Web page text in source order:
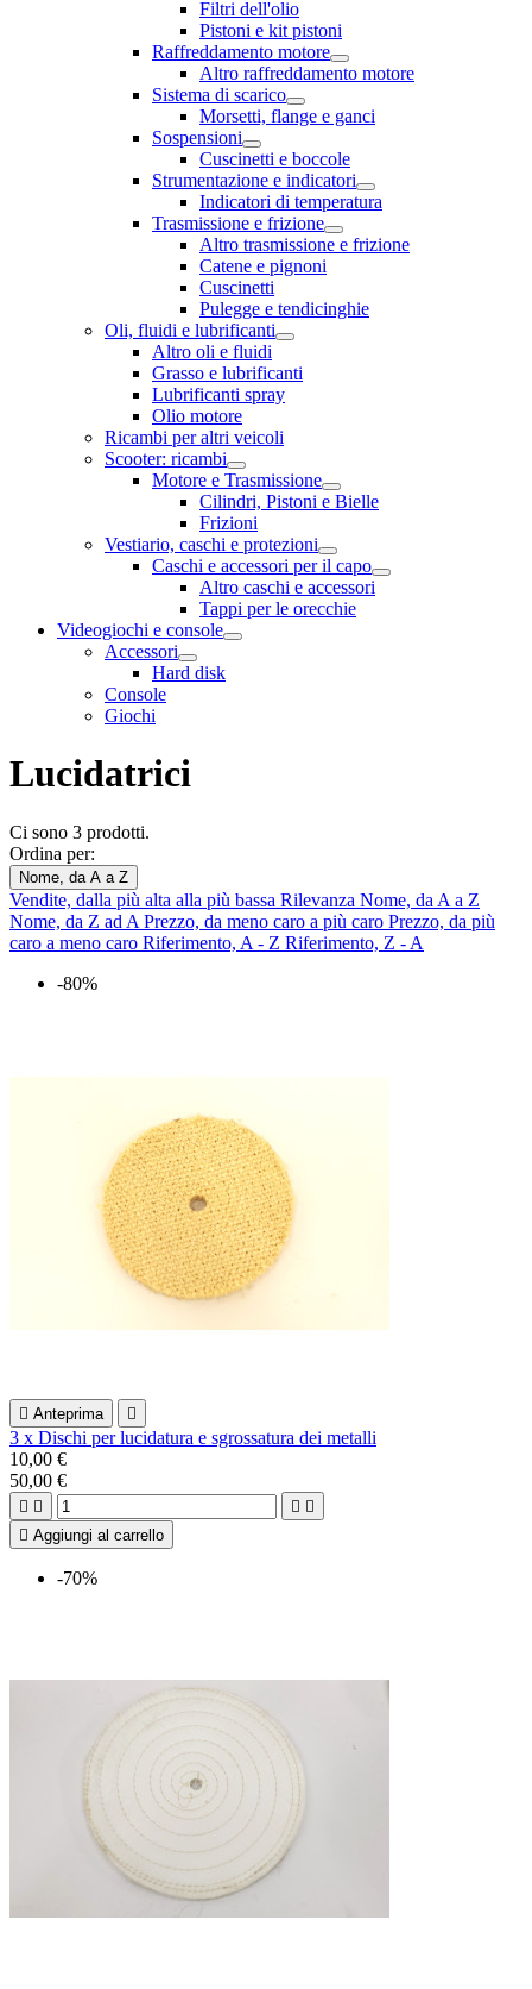
Filtri dell'olio
Pistoni e kit pistoni
Raffreddamento motore
Altro raffreddamento motore
Sistema di scarico
Morsetti, flange e ganci
Sospensioni
Cuscinetti e boccole
Strumentazione e indicatori
Indicatori di temperatura
Trasmissione e frizione
Altro trasmissione e frizione
Catene e pignoni
Cuscinetti
Pulegge e tendicinghie
Oli, fluidi e lubrificanti
Altro oli e fluidi
Grasso e lubrificanti
Lubrificanti spray
Olio motore
Ricambi per altri veicoli
Scooter: ricambi
Motore e Trasmissione
Cilindri, Pistoni e Bielle
Frizioni
Vestiario, caschi e protezioni
Caschi e accessori per il capo
Altro caschi e accessori
Tappi per le orecchie
Videogiochi e console
Accessori
Hard disk
Console
Giochi
Lucidatrici
Ci sono 3 prodotti.
Ordina per:
Nome, da A a Z
Vendite, dalla più alta alla più bassa Rilevanza Nome, da A a Z
Nome, da Z ad A Prezzo, da meno caro a più caro Prezzo, da più
caro a meno caro Riferimento, A - Z Riferimento, Z - A
-80%
 Anteprima 
3 x Dischi per lucidatura e sgrossatura dei metalli
10,00 €
50,00 €
   
 Aggiungi al carrello
-70%